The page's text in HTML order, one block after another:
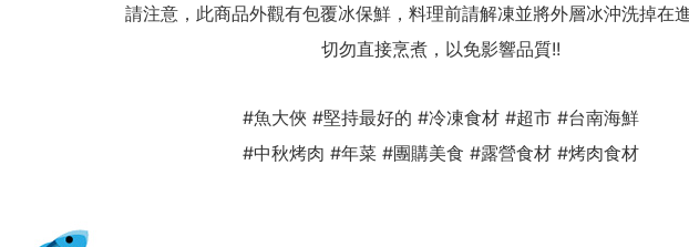
請注意，此商品外觀有包覆冰保鮮，料理前請解凍並將外層冰沖洗掉在
切勿直接烹煮，以免影響品質!!
#魚大俠 #堅持最好的 #冷凍食材 #超市 #台南海鮮
#中秋烤肉 #年菜 #團購美食 #露營食材 #烤肉食材